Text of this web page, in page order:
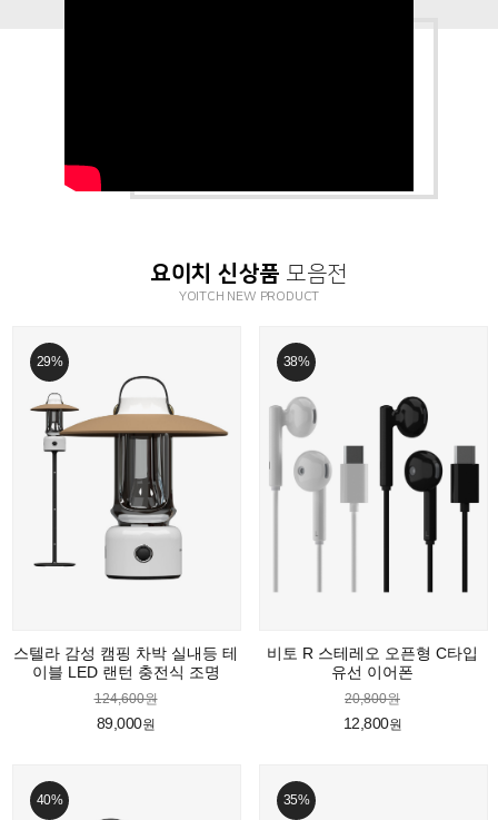
요이치 신상품 모음전
YOITCH NEW PRODUCT
29%
스텔라 감성 캠핑 차박 실내등 테
이블 LED 랜턴 충전식 조명
124,600원
89,000원
38%
비토 R 스테레오 오픈형 C타입
유선 이어폰
20,800원
12,800원
40% 35%